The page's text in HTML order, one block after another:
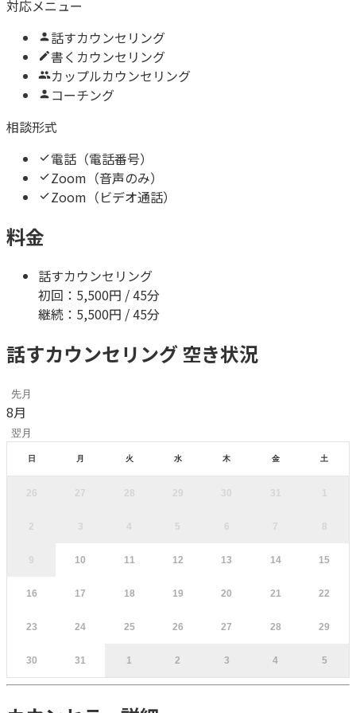
対応メニュー
話すカウンセリング
書くカウンセリング
カップルカウンセリング
コーチング
相談形式
電話（電話番号）
Zoom（音声のみ）
Zoom（ビデオ通話）
料金
話すカウンセリング
初回： 5,500円 / 45分
継続： 5,500円 / 45分
話すカウンセリング 空き状況
先月
8月
翌月
日 月 火 水 木 金 土
26 27 28 29 30 31 1
2 3 4 5 6 7 8
9 10 11 12 13 14 15
16 17 18 19 20 21 22
23 24 25 26 27 28 29
30 31 1 2 3 4 5